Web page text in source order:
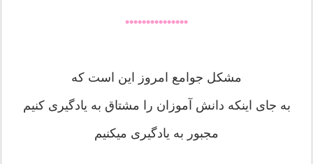
•••••••••••••••
مشکل جوامع امروز این است که
به جای اینکه دانش آموزان را مشتاق به یادگیری کنیم
مجبور به یادگیری میکنیم